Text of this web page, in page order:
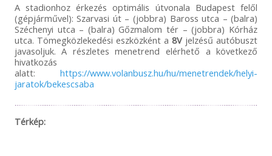
A stadionhoz érkezés optimális útvonala Budapest felől
(gépjárművel): Szarvasi út – (jobbra) Baross utca – (balra)
Széchenyi utca – (balra) Gőzmalom tér – (jobbra) Kórház
utca. Tömegközlekedési eszközként a 8V jelzésű autóbuszt
javasoljuk. A részletes menetrend elérhető a következő
hivatkozás
alatt:https://www.volanbusz.hu/hu/menetrendek/helyi-
jaratok/bekescsaba
Térkép: